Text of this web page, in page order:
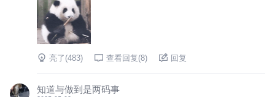
亮了(483) 查看回复(8) 回复
知道与做到是两码事